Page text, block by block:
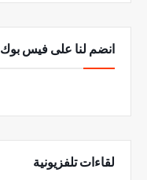
انضم لنا على فيس بوك
لقاءات تلفزيونية